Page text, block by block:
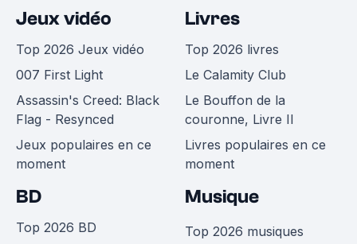
Jeux vidéo
Top 2026 Jeux vidéo
007 First Light
Assassin's Creed: Black
Flag - Resynced
Jeux populaires en ce
moment
Livres
Top 2026 livres
Le Calamity Club
Le Bouffon de la
couronne, Livre II
Livres populaires en ce
moment
BD
Top 2026 BD
Musique
Top 2026 musiques